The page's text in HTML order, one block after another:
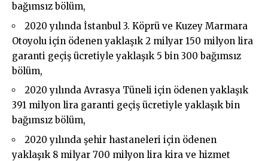
bağımsız bölüm,
2020 yılında İstanbul 3. Köprü ve Kuzey Marmara
Otoyolu için ödenen yaklaşık 2 milyar 150 milyon lira
garanti geçiş ücretiyle yaklaşık 5 bin 300 bağımsız
bölüm,
2020 yılında Avrasya Tüneli için ödenen yaklaşık
391 milyon lira garanti geçiş ücretiyle yaklaşık bin
bağımsız bölüm,
2020 yılında şehir hastaneleri için ödenen
yaklaşık 8 milyar 700 milyon lira kira ve hizmet